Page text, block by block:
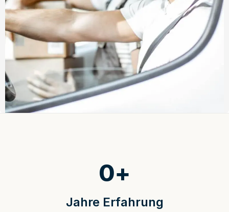
Jahre Erfahrung
0+